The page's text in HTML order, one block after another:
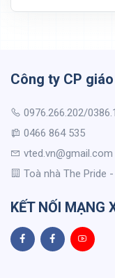
Công ty CP
0976.266.202/
0466 864 535
vted.vn@gmail.com
Toà nhà The Pride
KẾT NỐI MẠNG